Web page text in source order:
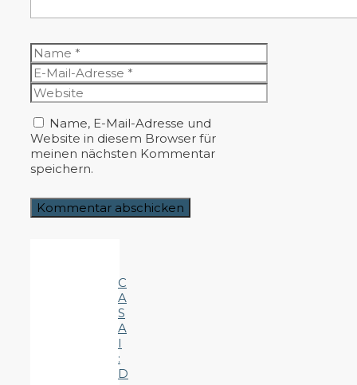
Name
E-
Mail-
Adresse
Website
Name, E-Mail-Adresse und
Website in diesem Browser für
meinen nächsten Kommentar
speichern.
C
A
S
A
I
:
D